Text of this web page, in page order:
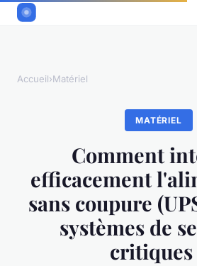
Accueil›Matériel
MATÉRIEL
Comment
efficacement
sans coupure
systèmes de
critiques